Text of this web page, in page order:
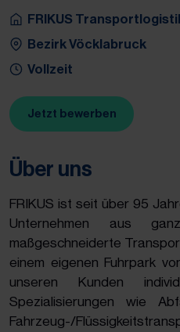
FRIKUS
Bezirk Vöcklabruck
Vollzeit
Jetzt bewerben
(Öffnet in neuem Tab)
Über uns
FRIKUS ist seit über 95
Unternehmen aus
maßgeschneiderte
einem eigenen Fuhrpark
unseren Kunden
Spezialisierungen wie
Fahrzeug-/